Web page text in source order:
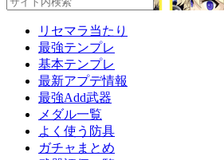
リセマラ当たり
最強テンプレ
基本テンプレ
最新アプデ情報
最強Add武器
メダル一覧
よく使う防具
ガチャまとめ